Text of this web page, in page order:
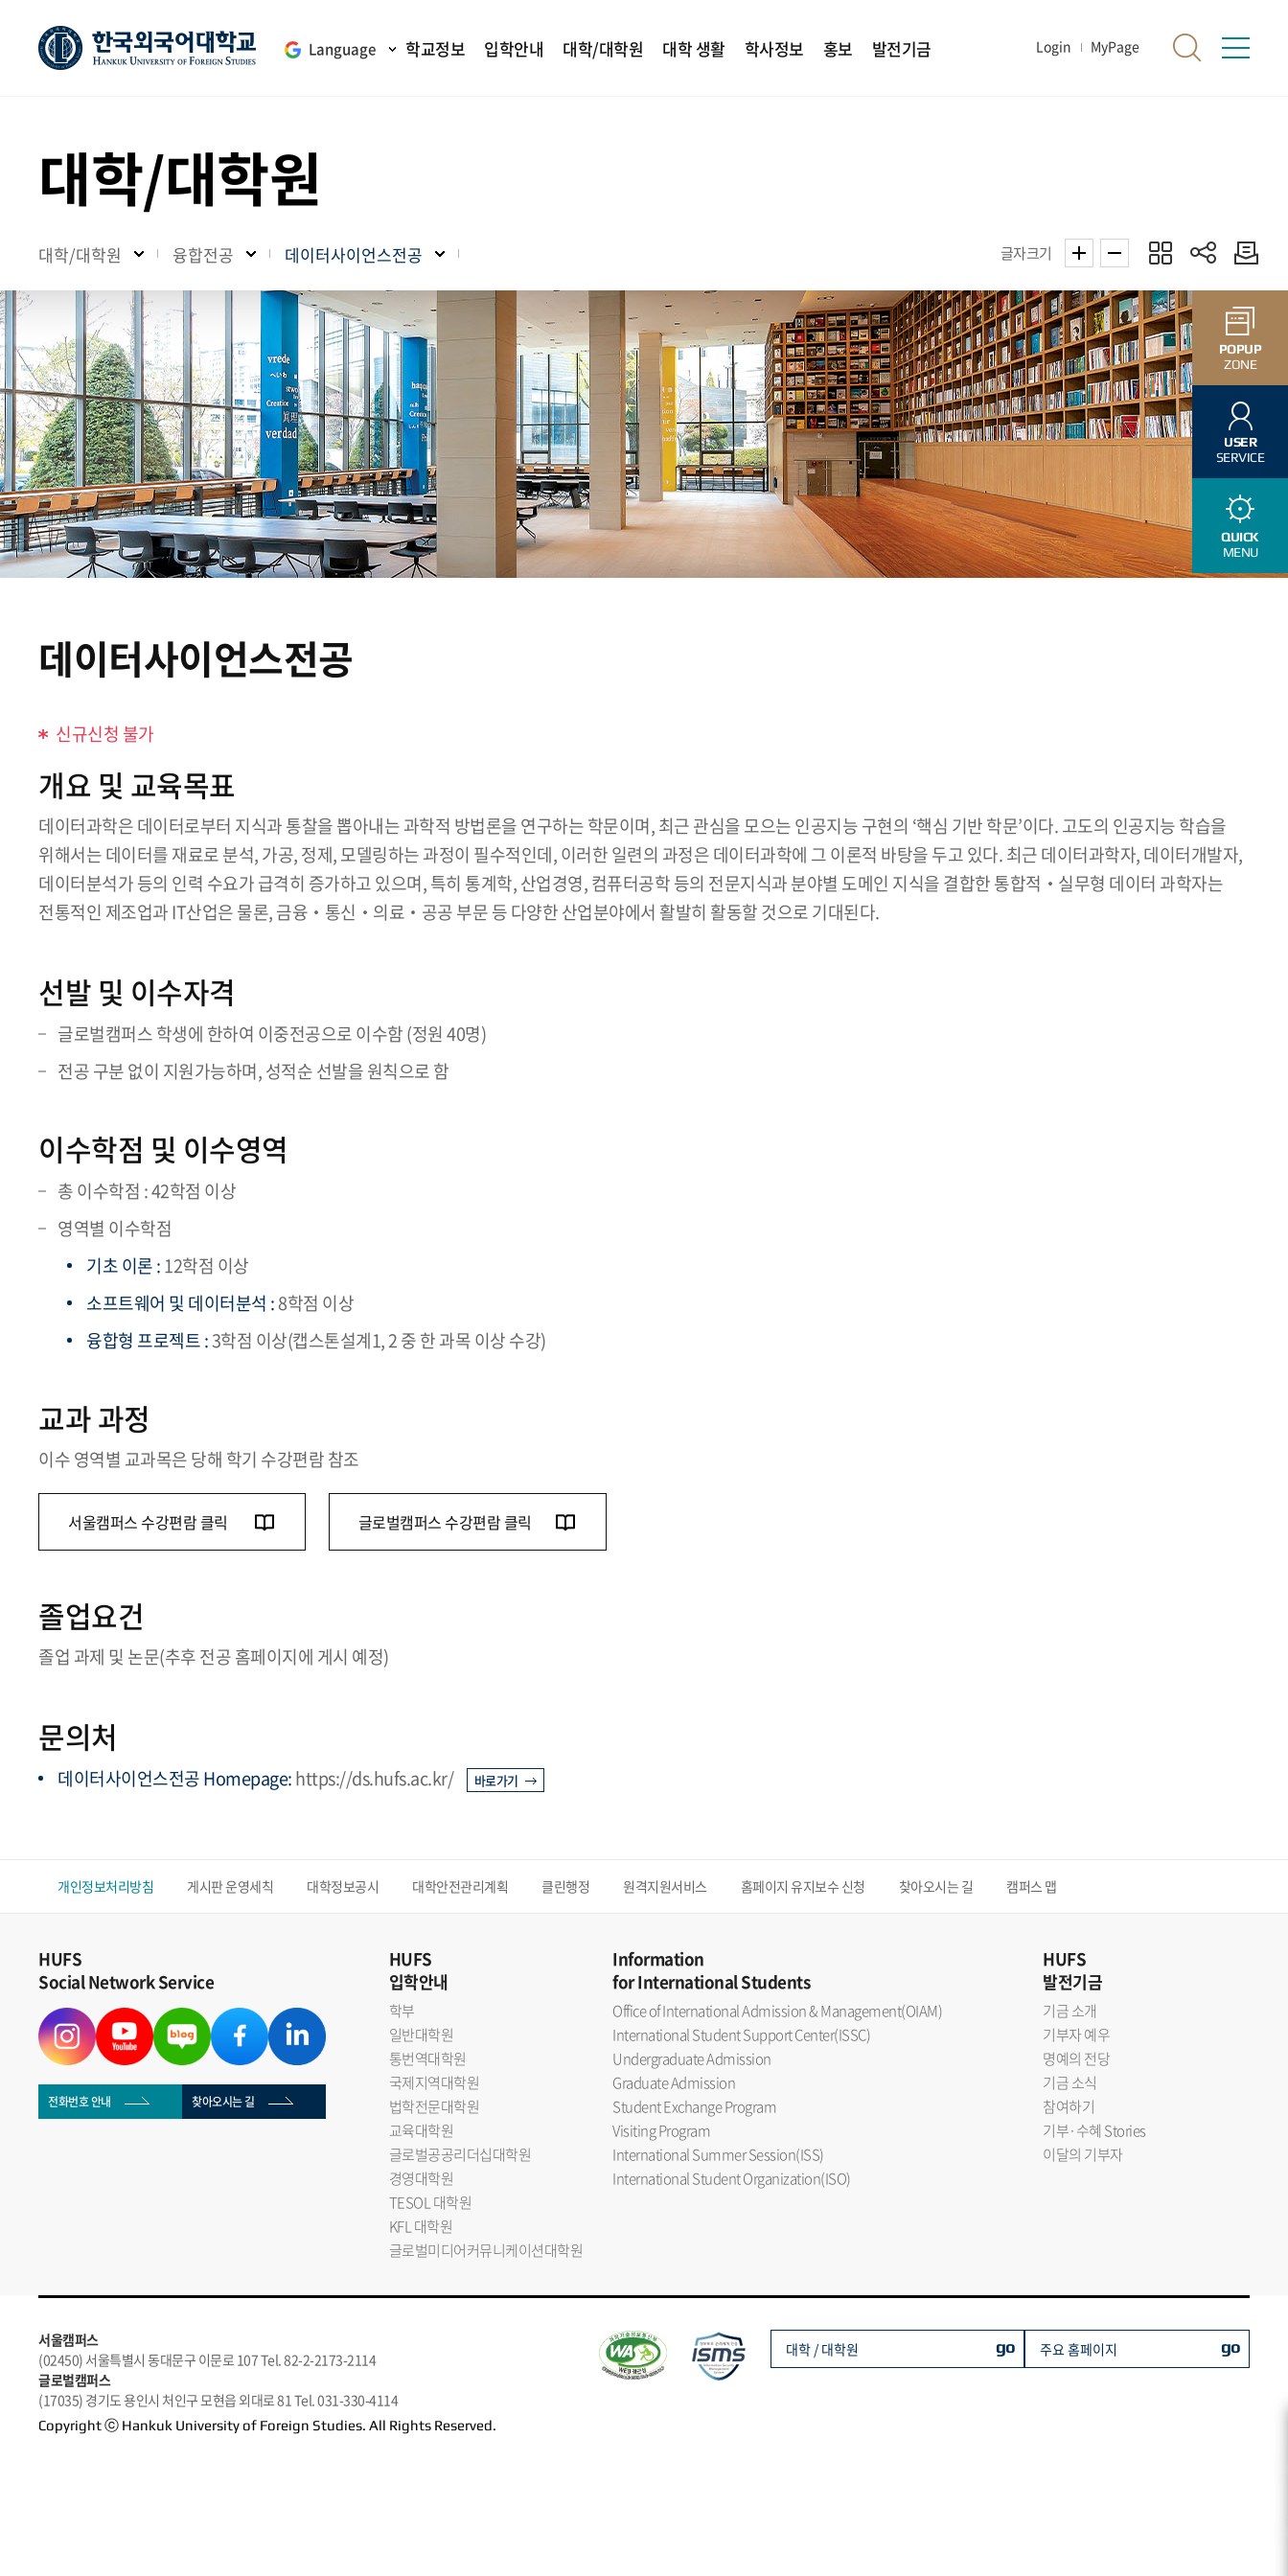
Language 학교정보 입학안내 대학/대학원 대학 생활 학사정보 홍보 발전기금 Login MyPage
POPUP
ZONE
USER
SERVICE
QUICK
MENU
대학/대학원
대학/대학원 융합전공 데이터사이언스전공 글자크기
데이터사이언스전공
신규신청 불가
개요 및 교육목표
데이터과학은 데이터로부터 지식과 통찰을 뽑아내는 과학적 방법론을 연구하는 학문이며, 최근 관심을 모으는 인공지능 구현의 ‘핵심 기반 학문’이다. 고도의 인공지능 학습을
위해서는 데이터를 재료로 분석, 가공, 정제, 모델링하는 과정이 필수적인데, 이러한 일련의 과정은 데이터과학에 그 이론적 바탕을 두고 있다. 최근 데이터과학자, 데이터개발자,
데이터분석가 등의 인력 수요가 급격히 증가하고 있으며, 특히 통계학, 산업경영, 컴퓨터공학 등의 전문지식과 분야별 도메인 지식을 결합한 통합적‧실무형 데이터 과학자는
전통적인 제조업과 IT산업은 물론, 금융‧통신‧의료‧공공 부문 등 다양한 산업분야에서 활발히 활동할 것으로 기대된다.
선발 및 이수자격
글로벌캠퍼스 학생에 한하여 이중전공으로 이수함 (정원 40명)
전공 구분 없이 지원가능하며, 성적순 선발을 원칙으로 함
이수학점 및 이수영역
총 이수학점 : 42학점 이상
영역별 이수학점
기초 이론 :12학점 이상
소프트웨어 및 데이터분석 :8학점 이상
융합형 프로젝트 :3학점 이상(캡스톤설계1, 2 중 한 과목 이상 수강)
교과 과정
이수 영역별 교과목은 당해 학기 수강편람 참조
서울캠퍼스 수강편람 클릭 글로벌캠퍼스 수강편람 클릭
졸업요건
졸업 과제 및 논문(추후 전공 홈페이지에 게시 예정)
문의처
데이터사이언스전공 Homepage:https://ds.hufs.ac.kr/ 바로가기
개인정보처리방침 게시판 운영세칙 대학정보공시 대학안전관리계획 클린행정 원격지원서비스 홈페이지 유지보수 신청 찾아오시는 길 캠퍼스 맵
HUFS
Social Network Service
전화번호 안내 찾아오시는 길
HUFS
입학안내
학부
일반대학원
통번역대학원
국제지역대학원
법학전문대학원
교육대학원
글로벌공공리더십대학원
경영대학원
TESOL 대학원
KFL 대학원
글로벌미디어커뮤니케이션대학원
Information
for International Students
Office of International Admission & Management(OIAM)
International Student Support Center(ISSC)
Undergraduate Admission
Graduate Admission
Student Exchange Program
Visiting Program
International Summer Session(ISS)
International Student Organization(ISO)
HUFS
발전기금
기금 소개
기부자 예우
명예의 전당
기금 소식
참여하기
기부·수혜 Stories
이달의 기부자
서울캠퍼스
(02450) 서울특별시 동대문구 이문로 107 Tel. 82-2-2173-2114
글로벌캠퍼스
(17035) 경기도 용인시 처인구 모현읍 외대로 81 Tel. 031-330-4114
Copyright ⓒ Hankuk University of Foreign Studies. All Rights Reserved.
대학 / 대학원 go 주요 홈페이지 go